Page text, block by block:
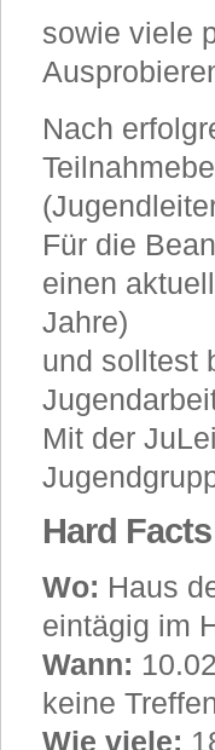
sowie viele
Nach
Für die
einen
Jahre)
und solltest
Mit der
Hard Facts
Wo: Haus
eintägig im
Wann:
keine
Wie viele: